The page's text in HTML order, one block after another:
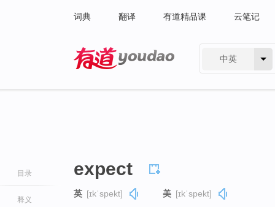
词典 翻译 有道精品课 云笔记
中英
目录
释义
expect
英 [ɪkˈspekt] 美 [ɪkˈspekt]